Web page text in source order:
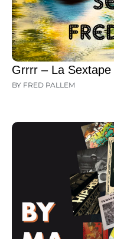
Grrrr – La
BY FRED PALLEM